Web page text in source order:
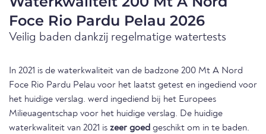
Foce Rio Pardu Pelau 2026
Veilig baden dankzij regelmatige watertests
In 2021 is de waterkwaliteit van de badzone 200 Mt A Nord
Foce Rio Pardu Pelau voor het laatst getest en ingediend voor
het huidige verslag. werd ingediend bij het Europees
Milieuagentschap voor het huidige verslag. De huidige
waterkwaliteit van 2021 is zeer goed geschikt om in te baden.